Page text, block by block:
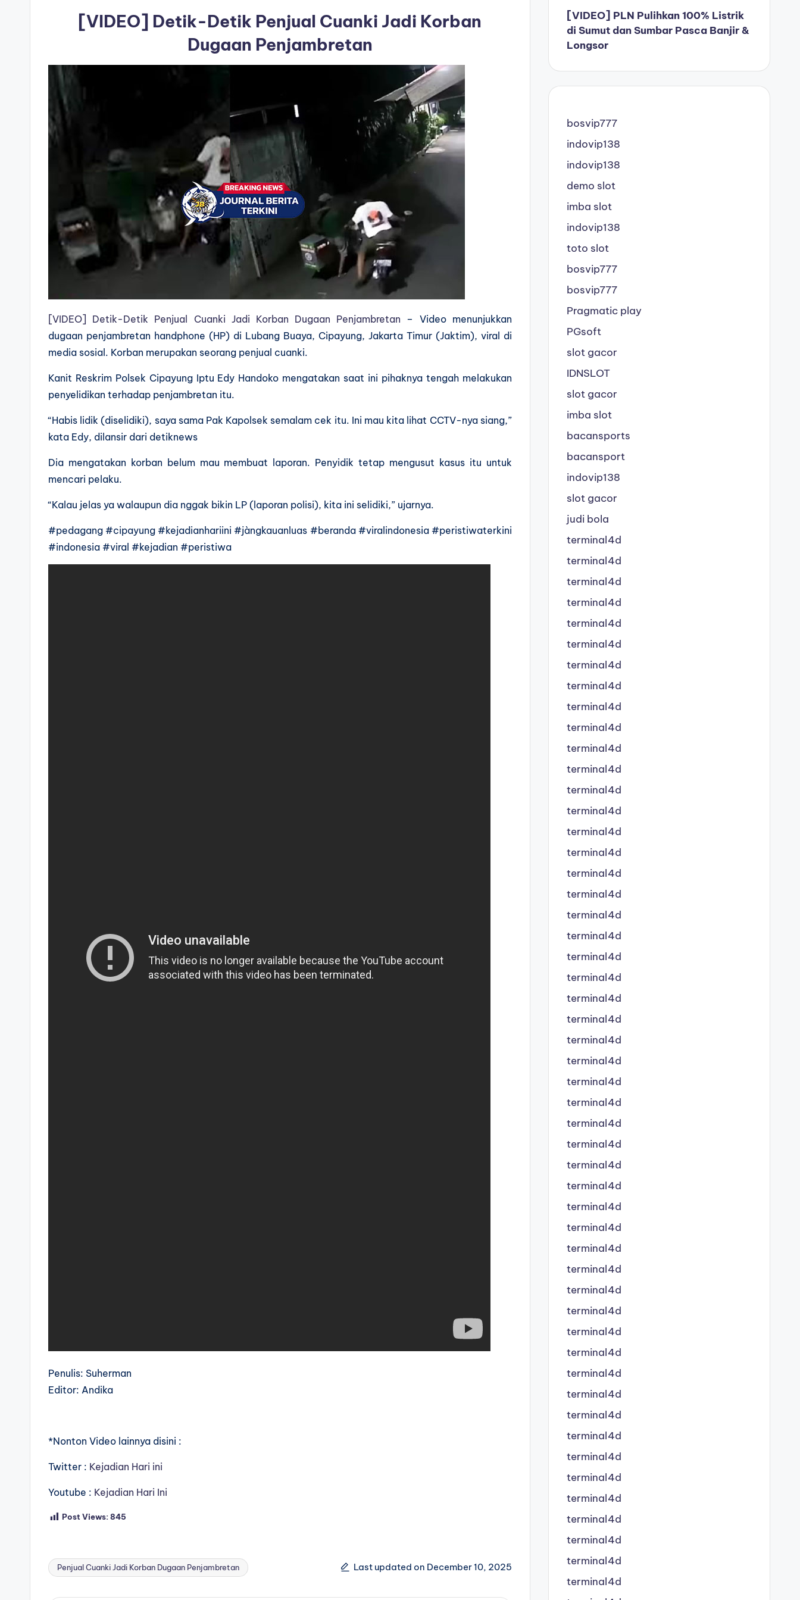
[VIDEO] Detik-Detik Penjual Cuanki Jadi Korban
Dugaan Penjambretan
[VIDEO] Detik-Detik Penjual Cuanki Jadi Korban Dugaan Penjambretan – Video menunjukkan
dugaan penjambretan handphone (HP) di Lubang Buaya, Cipayung, Jakarta Timur (Jaktim), viral di
media sosial. Korban merupakan seorang penjual cuanki.
Kanit Reskrim Polsek Cipayung Iptu Edy Handoko mengatakan saat ini pihaknya tengah melakukan
penyelidikan terhadap penjambretan itu.
“Habis lidik (diselidiki), saya sama Pak Kapolsek semalam cek itu. Ini mau kita lihat CCTV-nya siang,”
kata Edy, dilansir dari detiknews
Dia mengatakan korban belum mau membuat laporan. Penyidik tetap mengusut kasus itu untuk
mencari pelaku.
“Kalau jelas ya walaupun dia nggak bikin LP (laporan polisi), kita ini selidiki,” ujarnya.
#pedagang #cipayung #kejadianhariini #jàngkauanluas #beranda #viralindonesia #peristiwaterkini
#indonesia #viral #kejadian #peristiwa
Penulis: Suherman
Editor: Andika
*Nonton Video lainnya disini :
Twitter : Kejadian Hari ini
Youtube : Kejadian Hari Ini
Post Views:845
Tags:
Penjual Cuanki Jadi Korban Dugaan Penjambretan Last updated on December 10, 2025
[VIDEO] PLN Pulihkan 100% Listrik
di Sumut dan Sumbar Pasca Banjir &
Longsor
bosvip777
indovip138
indovip138
demo slot
imba slot
indovip138
toto slot
bosvip777
bosvip777
Pragmatic play
PGsoft
slot gacor
IDNSLOT
slot gacor
imba slot
bacansports
bacansport
indovip138
slot gacor
judi bola
terminal4d
terminal4d
terminal4d
terminal4d
terminal4d
terminal4d
terminal4d
terminal4d
terminal4d
terminal4d
terminal4d
terminal4d
terminal4d
terminal4d
terminal4d
terminal4d
terminal4d
terminal4d
terminal4d
terminal4d
terminal4d
terminal4d
terminal4d
terminal4d
terminal4d
terminal4d
terminal4d
terminal4d
terminal4d
terminal4d
terminal4d
terminal4d
terminal4d
terminal4d
terminal4d
terminal4d
terminal4d
terminal4d
terminal4d
terminal4d
terminal4d
terminal4d
terminal4d
terminal4d
terminal4d
terminal4d
terminal4d
terminal4d
terminal4d
terminal4d
terminal4d